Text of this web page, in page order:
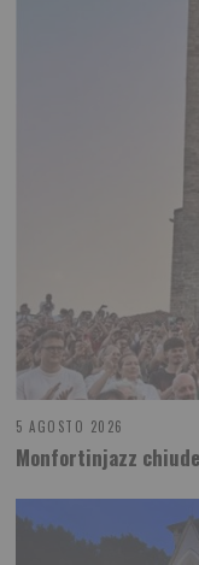
5 AGOSTO 2026
Monfortinjazz